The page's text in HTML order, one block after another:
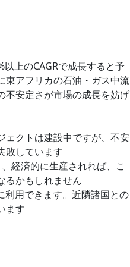
上のCAGRで成長すると予
東アフリカの石油・ガス中流
不安定さが市場の成長を妨げ
ェクトは建設中ですが、不安
敗しています
経済的に生産されれば、こ
るかもしれません
用できます。近隣諸国との
ます